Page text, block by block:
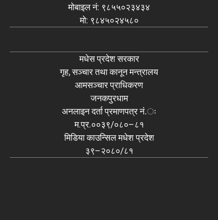
मोबाइल नं: ९८५५०२३४३४
मो: ९८४५०२४५८०
मधेस प्रदेश सरकार
गृह, सञ्चार तथा कानून मन्त्रालय
आमसञ्चार प्राधिकरण
जनकपुरधाम
अनलाइन दर्ता प्रमाणपत्र नं.ः
म.प्र.००३९/०८०–८१
मिडिया काउन्सिल मधेश प्रदेश
३९–२०८०/८१